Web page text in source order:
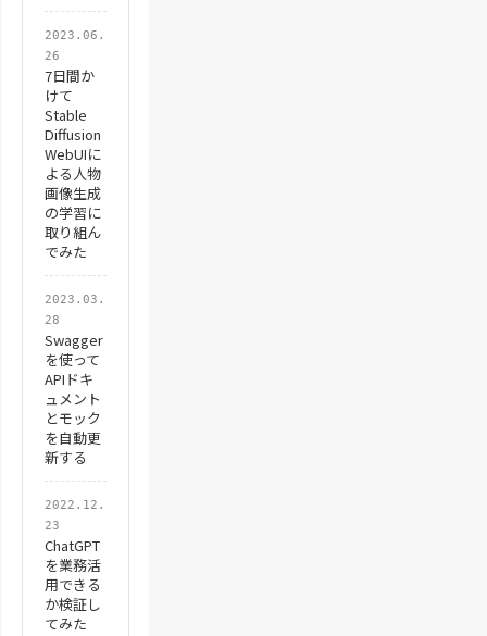
2023.06.
26
7日間か
けて
Stable
Diffusion
WebUIに
よる人物
画像生成
の学習に
取り組ん
でみた
2023.03.
28
Swagger
を使って
APIドキ
ュメント
とモック
を自動更
新する
2022.12.
23
ChatGPT
を業務活
用できる
か検証し
てみた